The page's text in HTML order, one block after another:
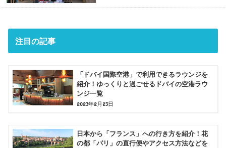
注目の記事
「ドバイ国際空港」で利用できるラウンジを
紹介！ゆっくりと過ごせるドバイの空港ラウ
ンジ一覧
2023年2月23日
日本から「フランス」への行き方を紹介！花
の都「パリ」の直行便やアクセス方法などを